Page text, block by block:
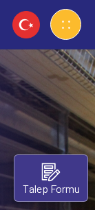
Talep Formu